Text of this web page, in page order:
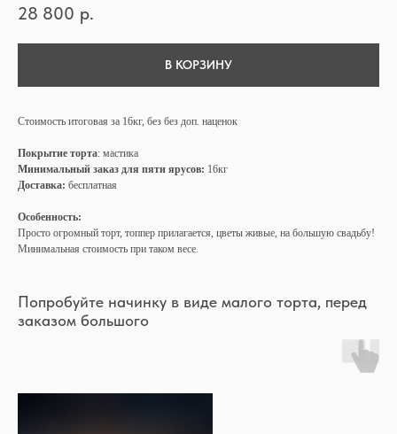
28 800 р.
В КОРЗИНУ
Стоимость итоговая за 16кг, без без доп. наценок
Покрытие торта: мастика
Минимальный заказ для пяти ярусов: 16кг
Доставка: бесплатная
Особенность:
Просто огромный торт, топпер прилагается, цветы живые, на большую свадьбу!
Минимальная стоимость при таком весе.
Попробуйте начинку в виде малого торта, перед
заказом большого